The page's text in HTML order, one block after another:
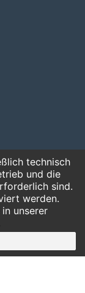
technisch
und die
sind.
werden.
unserer